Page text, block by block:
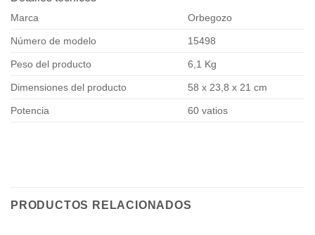
Marca Orbegozo
Número de modelo 15498
Peso del producto 6,1 Kg
Dimensiones del producto 58 x 23,8 x 21 cm
Potencia 60 vatios
PRODUCTOS RELACIONADOS